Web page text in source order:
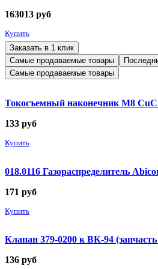
163013 руб
Купить
Заказать в 1 клик
Самые продаваемые товары
Самые продаваемые товары
Токосъемный наконечник М8
133 руб
Купить
018.0116 Газораспределитель
171 руб
Купить
Клапан 379-0200 к ВК-94
136 руб